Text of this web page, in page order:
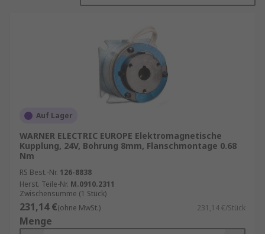
Wie funktionieren elektromagnetische
Elektromagnetische Kupplungen verfügen über
einen Eingang und Ausgang, der über eine
einzelne Scheibenreibfläche angesteuert wird;
die Einzelscheibe gewährleistet den
Kupplungsbetrieb. Dies ist der gängigste Typ
elektromechanischer Kupplungen.
Eine Kupplung verfügt über eine Magnetspule in
einem Gehäuse, die üblicherweise aus Stahl- und
Kupferdraht besteht, und einen Rotor, der mit
dem beweglichen Teil der Maschine verbunden
Auf Lager
WARNER ELECTRIC EUROPE Elektromagnetische
Kupplung, 24V, Bohrung 8mm, Flanschmontage 0.68
Nm
RS Best.-Nr. 126-8838
Herst. Teile-Nr. M.0910.2311
Zwischensumme (1 Stück)
231,14 €(ohne MwSt.) 231,14 €/Stück
Menge